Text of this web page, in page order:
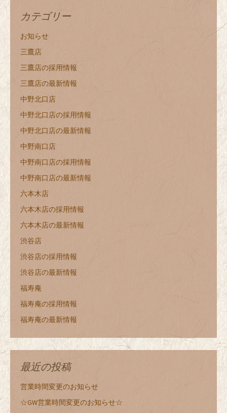
カテゴリー
お知らせ
三鷹店
三鷹店の採用情報
三鷹店の最新情報
中野北口店
中野北口店の採用情報
中野北口店の最新情報
中野南口店
中野南口店の採用情報
中野南口店の最新情報
六本木店
六本木店の採用情報
六本木店の最新情報
渋谷店
渋谷店の採用情報
渋谷店の最新情報
福寿庵
福寿庵の採用情報
福寿庵の最新情報
最近の投稿
営業時間変更のお知らせ
☆GW営業時間変更のお知らせ☆